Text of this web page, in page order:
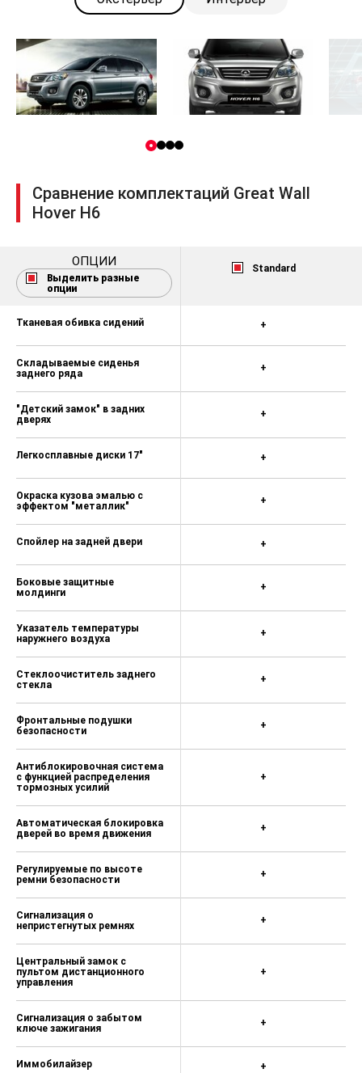
Сравнение комплектаций Great Wall
Hover H6
ОПЦИИ
Выделить разные
опции
Standard
Тканевая обивка сидений
Складываемые сиденья
заднего ряда
"Детский замок" в задних
дверях
Легкосплавные диски 17"
Окраска кузова эмалью с
эффектом "металлик"
Спойлер на задней двери
Боковые защитные
молдинги
Указатель температуры
наружнего воздуха
Стеклоочиститель заднего
стекла
Фронтальные подушки
безопасности
Антиблокировочная система
с функцией распределения
тормозных усилий
Автоматическая блокировка
дверей во время движения
Регулируемые по высоте
ремни безопасности
Сигнализация о
непристегнутых ремнях
Центральный замок c
пультом дистанционного
управления
Сигнализация о забытом
ключе зажигания
Иммобилайзер
+
+
+
+
+
+
+
+
+
+
+
+
+
+
+
+
+